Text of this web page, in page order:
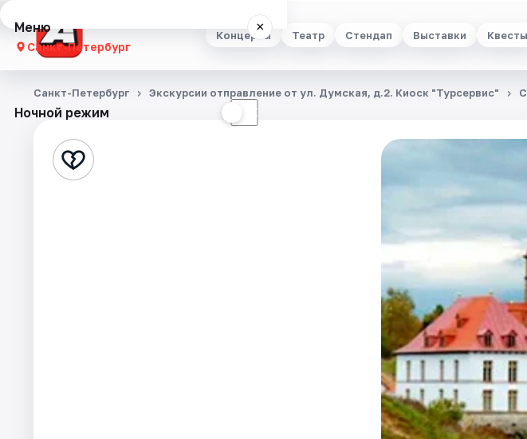
Концерты Театр Стендап Выставки Квесты
Меню ×
Санкт-Петербург
Концерты
Стендап
Ночной режим ☾
Санкт-Петербург Экскурсии отправление от ул. Думская, д.2. Киоск "Турсервис"